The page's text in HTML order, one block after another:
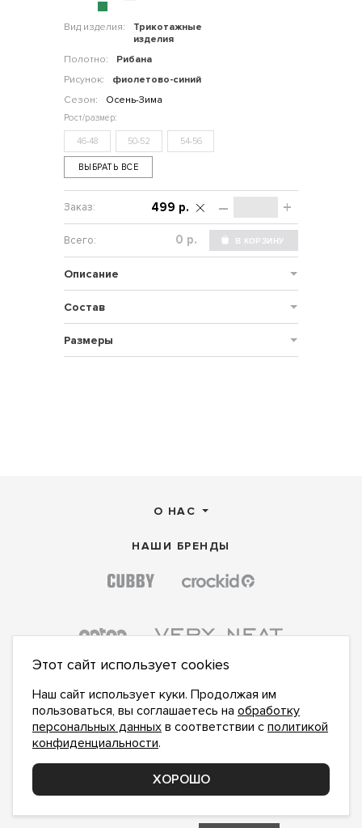
Вид изделия:
Трикотажные
изделия
Полотно:
Рибана
Рисунок:
фиолетово-синий
Сезон:
Осень-Зима
46-48 50-52 54-56
ВЫБРАТЬ ВСЕ
– +
499 р.
р.
Описание
Состав
Размеры
О НАС
НАШИ БРЕНДЫ
ПОДПИСАТЬСЯ НА НОВОСТИ:
сполитикой конфиденциальностиознакомлен и
Этот сайт использует cookies
Наш сайт использует куки. Продолжая им
пользоваться, вы соглашаетесь на обработку
персональных данных в соответствии с политикой
конфиденциальности.
ХОРОШО